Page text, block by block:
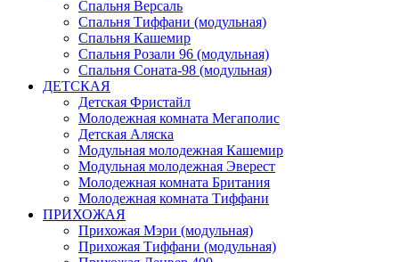
Спальня Версаль
Спальня Тиффани (модульная)
Спальня Кашемир
Спальня Розали 96 (модульная)
Спальня Соната-98 (модульная)
ДЕТСКАЯ
Детская Фристайл
Молодежная комната Мегаполис
Детская Аляска
Модульная молодежная Кашемир
Модульная молодежная Эверест
Молодежная комната Британия
Молодежная комната Тиффани
ПРИХОЖАЯ
Прихожая Мэри (модульная)
Прихожая Тиффани (модульная)